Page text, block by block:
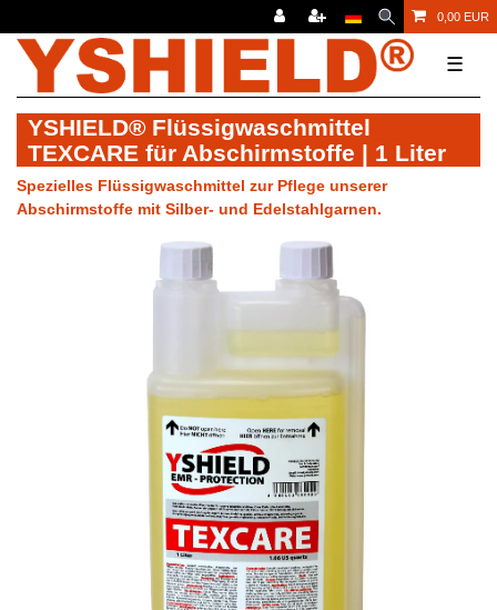
0,00 EUR
☰
YSHIELD® Flüssigwaschmittel
TEXCARE für Abschirmstoffe | 1 Liter
Spezielles Flüssigwaschmittel zur Pflege unserer
Abschirmstoffe mit Silber- und Edelstahlgarnen.